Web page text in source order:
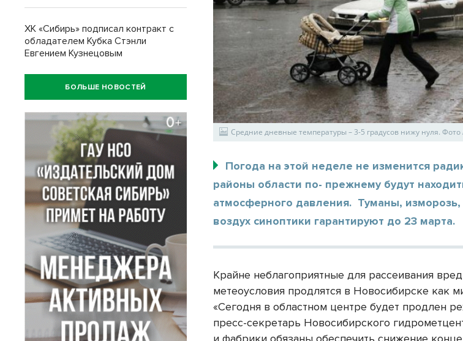
Средние дневные температуры – 3-5 градусов нижу нуля. Фото
Погода на этой неделе не изменится
районы области по- прежнему будут
атмосферного давления. Туманы,
воздух синоптики гарантируют до 23 марта.
Крайне неблагоприятные для рассеивания
метеоусловия продлятся в Новосибирске как
«Сегодня в областном центре будет продлен
пресс-секретарь Новосибирского
ХК «Сибирь» подписал контракт с
обладателем Кубка Стэнли
Евгением Кузнецовым
БОЛЬШЕ НОВОСТЕЙ